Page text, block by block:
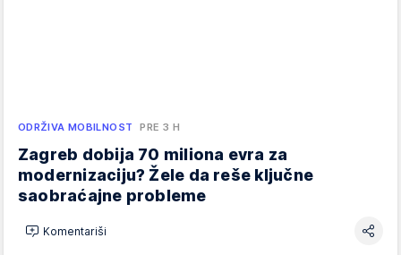
ODRŽIVA MOBILNOST PRE 3 H
Zagreb dobija 70 miliona evra za
modernizaciju? Žele da reše ključne
saobraćajne probleme
Komentariši